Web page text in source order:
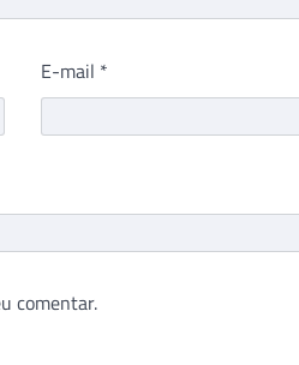
E-mail *
comentar.